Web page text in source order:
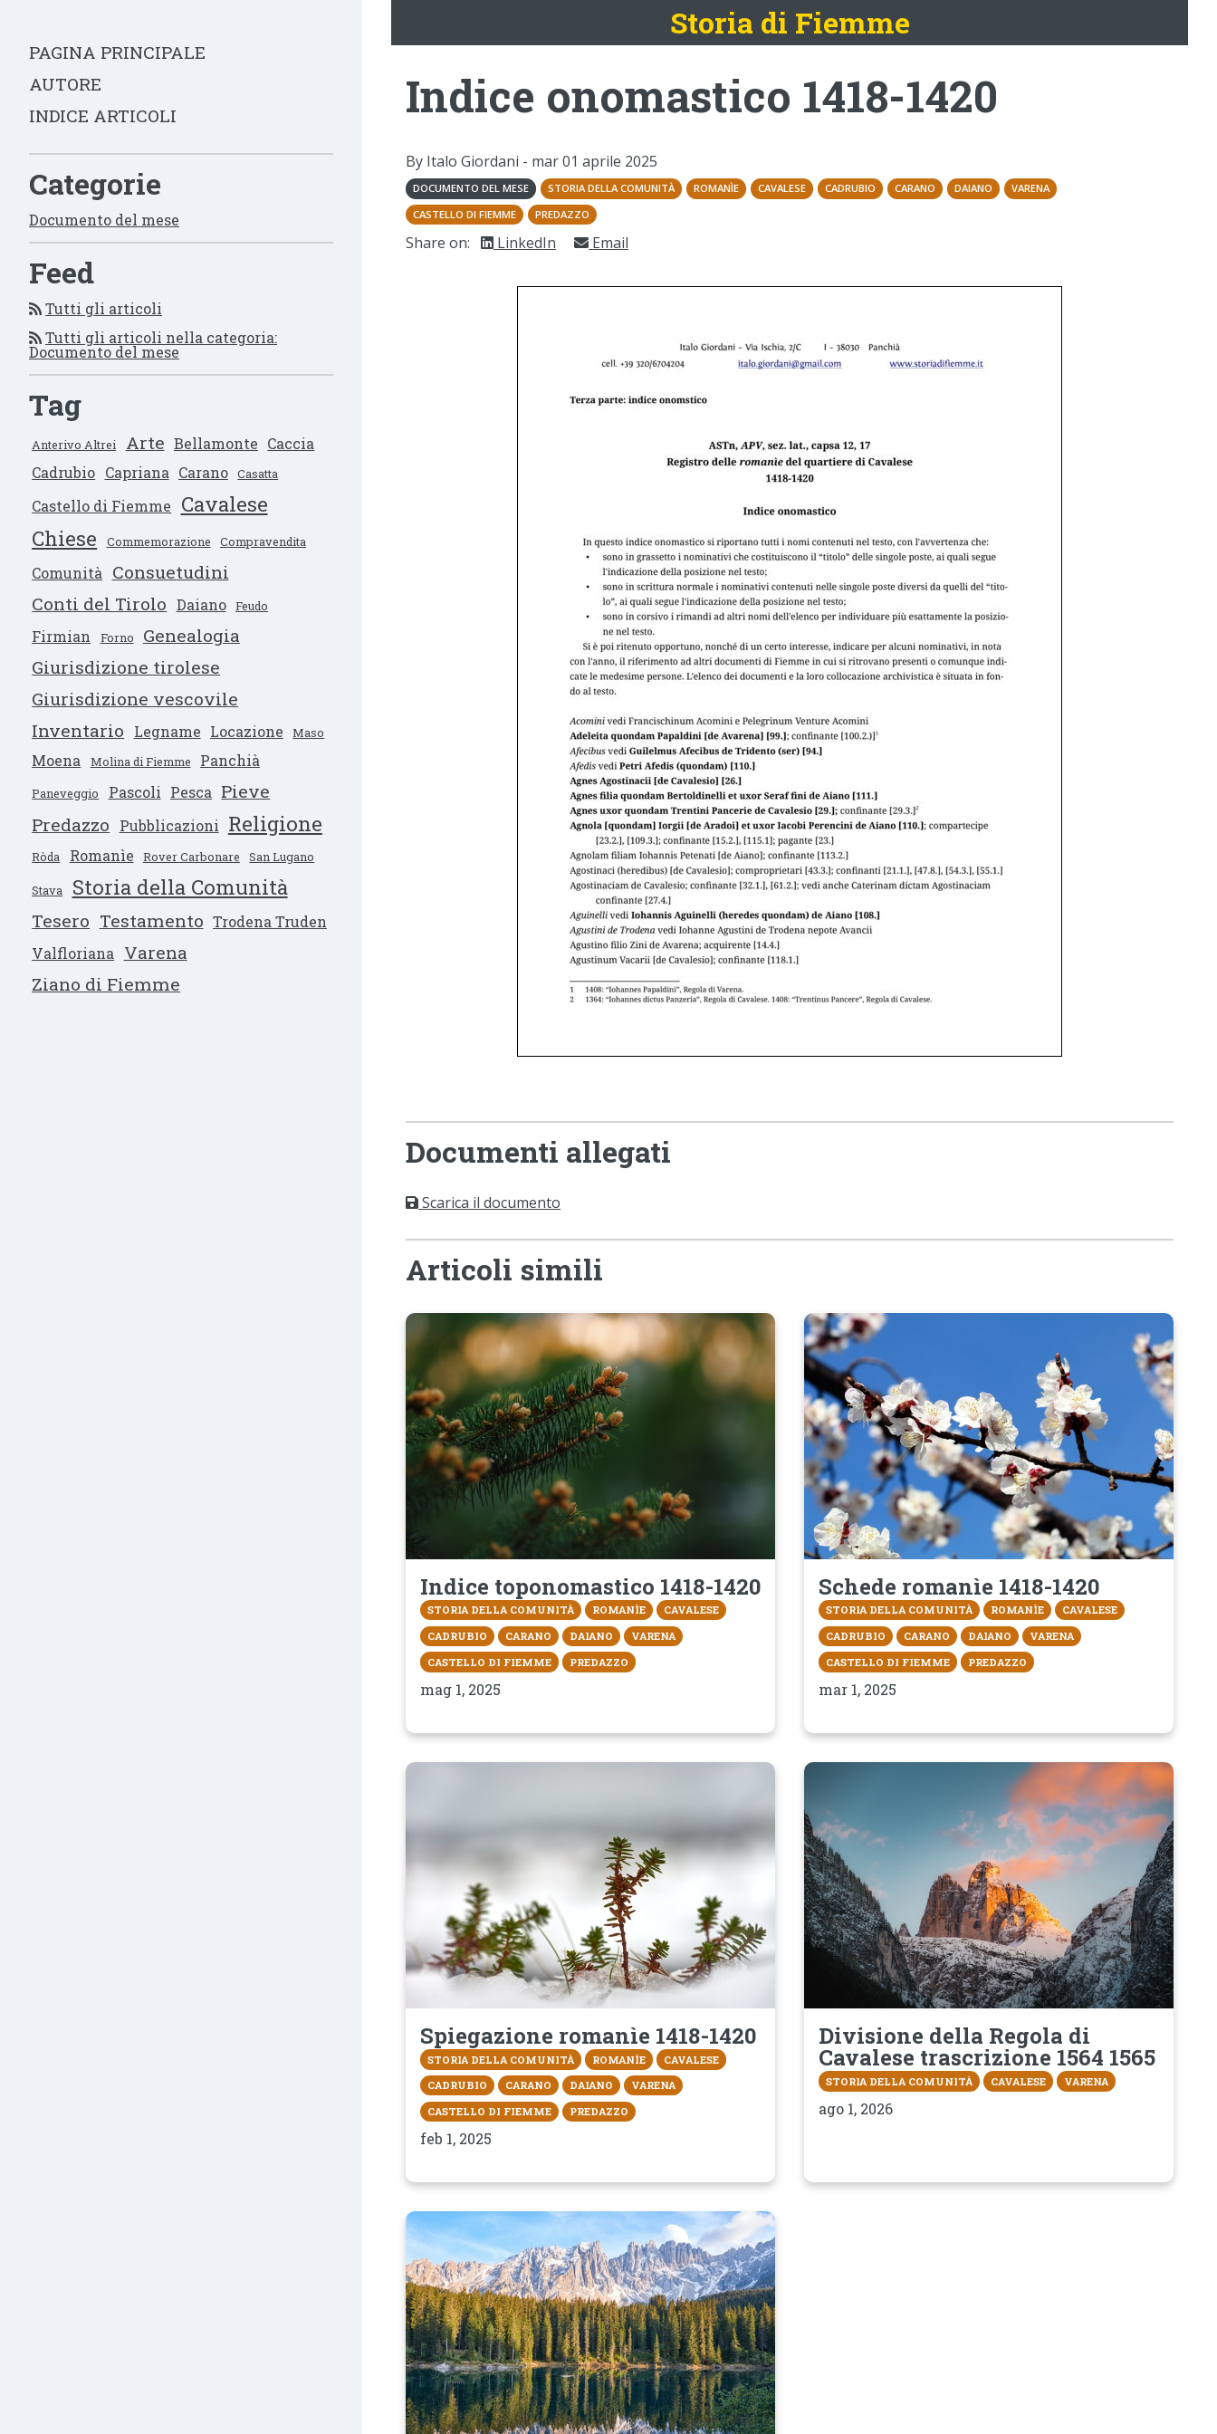
PAGINA PRINCIPALE
AUTORE
INDICE ARTICOLI
Categorie
Documento del mese
Feed
Tutti gli articoli
Tutti gli articoli nella categoria:
Documento del mese
Tag
Anterivo Altrei Arte Bellamonte Caccia
Cadrubio Capriana Carano Casatta
Castello di Fiemme
Cavalese
Chiese
Commemorazione Compravendita
Comunità
Consuetudini
Conti del Tirolo Daiano Feudo
Firmian Forno
Genealogia
Giurisdizione tirolese
Giurisdizione vescovile
Inventario
Legname Locazione Maso
Moena Molina di Fiemme Panchià
Paneveggio Pascoli Pesca Pieve
Predazzo
Pubblicazioni Religione
Ròda Romanìe Rover Carbonare San Lugano
Stava Storia della Comunità
Tesero Testamento Trodena Truden
Valfloriana
Varena
Ziano di Fiemme
Storia di Fiemme
Indice onomastico 1418-1420
By Italo Giordani - mar 01 aprile 2025
DOCUMENTO DEL MESE STORIA DELLA COMUNITÀ ROMANÌE CAVALESE CADRUBIO CARANO DAIANO
VARENA
CASTELLO DI FIEMME
PREDAZZO
Share on: LinkedIn Email
Documenti allegati
Scarica il documento
Articoli simili
Indice toponomastico 1418-1420
STORIA DELLA COMUNITÀ ROMANÌE
CAVALESE
CADRUBIO
CARANO DAIANO
VARENA
CASTELLO DI FIEMME
PREDAZZO
mag 1, 2025
Schede romanìe 1418-1420
STORIA DELLA COMUNITÀ ROMANÌE
CAVALESE
CADRUBIO
CARANO DAIANO
VARENA
CASTELLO DI FIEMME
PREDAZZO
mar 1, 2025
Spiegazione romanìe 1418-1420
STORIA DELLA COMUNITÀ ROMANÌE
CAVALESE
CADRUBIO
CARANO DAIANO
VARENA
CASTELLO DI FIEMME
PREDAZZO
feb 1, 2025
Divisione della Regola di
Cavalese trascrizione 1564 1565
STORIA DELLA COMUNITÀ CAVALESE VARENA
ago 1, 2026